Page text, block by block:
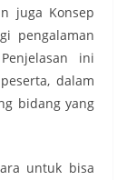
juga Konsep
pengalaman
ini
dalam
bidang yang
untuk bisa